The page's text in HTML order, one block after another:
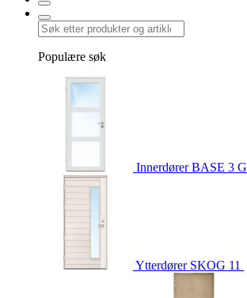
Populære søk
InnerdørerBASE 3
Ytterdører SKOG 11